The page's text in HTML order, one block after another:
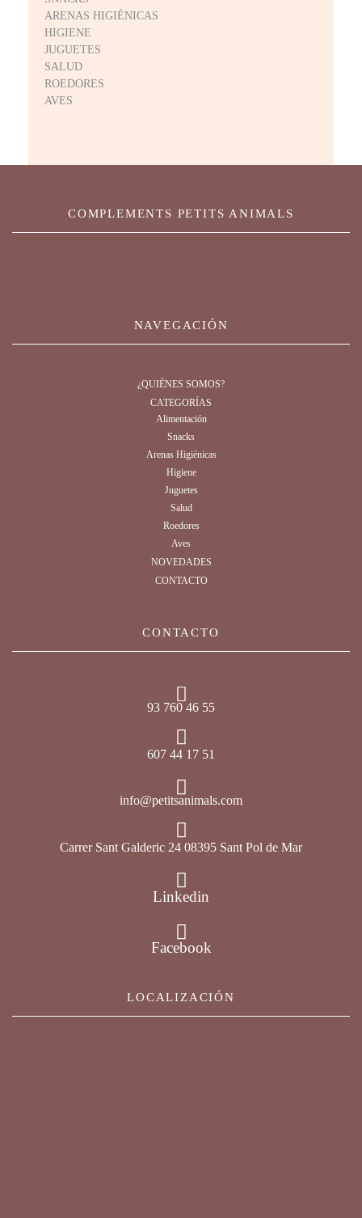
ARENAS HIGIÉNICAS
HIGIENE
JUGUETES
SALUD
ROEDORES
AVES
COMPLEMENTS PETITS ANIMALS
NAVEGACIÓN
¿QUIÉNES SOMOS?
CATEGORÍAS
Alimentación
Snacks
Arenas Higiénicas
Higiene
Juguetes
Salud
Roedores
Aves
NOVEDADES
CONTACTO
CONTACTO
93 760 46 55
607 44 17 51
info@petitsanimals.com
Carrer Sant Galderic 24 08395 Sant Pol de Mar
Linkedin
Facebook
LOCALIZACIÓN